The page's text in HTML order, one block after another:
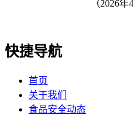
（2026年
快捷导航
首页
关于我们
食品安全动态